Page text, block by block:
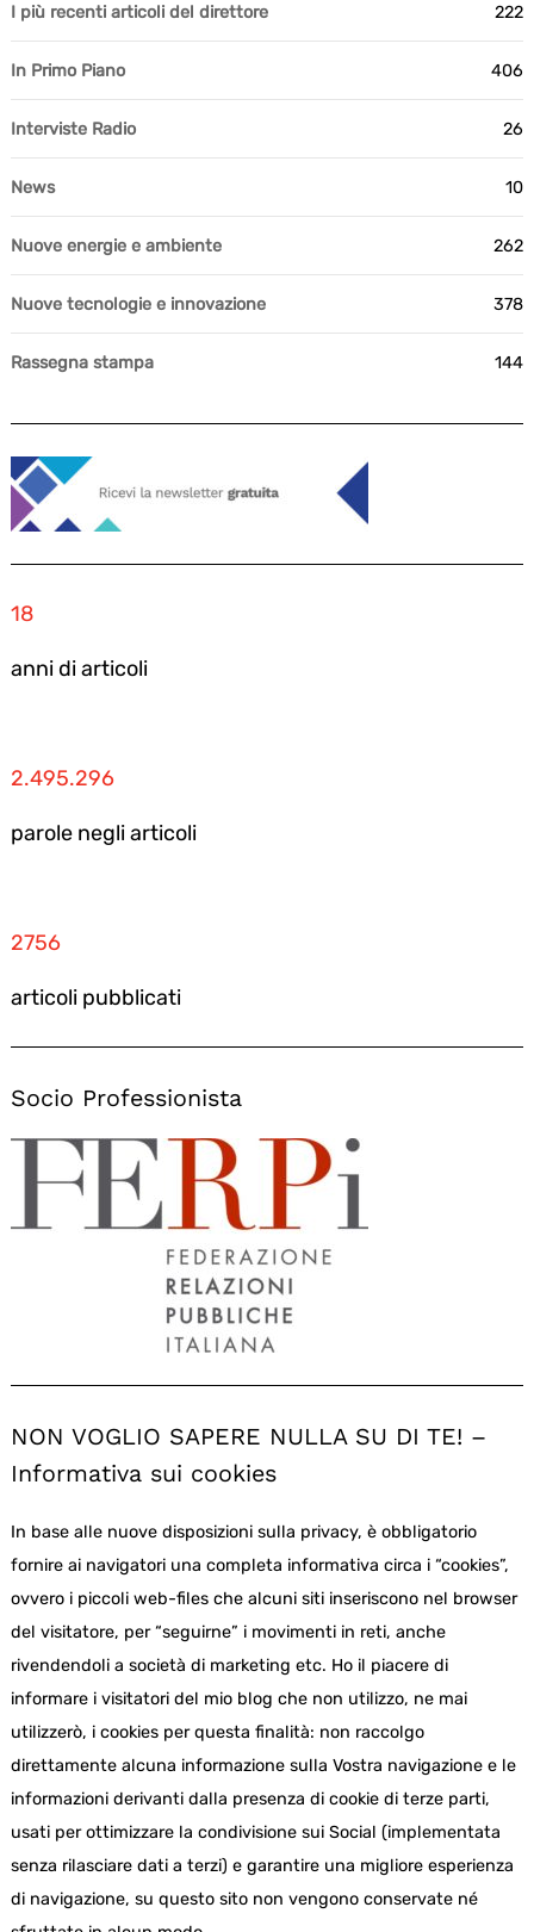
I più recenti articoli del direttore 222
In Primo Piano 406
Interviste Radio 26
News 10
Nuove energie e ambiente 262
Nuove tecnologie e innovazione 378
Rassegna stampa 144
18
anni di articoli
2.495.296
parole negli articoli
2756
articoli pubblicati
Socio Professionista
NON VOGLIO SAPERE NULLA SU DI TE! –
Informativa sui cookies
In base alle nuove disposizioni sulla privacy, è obbligatorio
fornire ai navigatori una completa informativa circa i “cookies”,
ovvero i piccoli web-files che alcuni siti inseriscono nel browser
del visitatore, per “seguirne” i movimenti in reti, anche
rivendendoli a società di marketing etc. Ho il piacere di
informare i visitatori del mio blog che non utilizzo, ne mai
utilizzerò, i cookies per questa finalità: non raccolgo
direttamente alcuna informazione sulla Vostra navigazione e le
informazioni derivanti dalla presenza di cookie di terze parti,
usati per ottimizzare la condivisione sui Social (implementata
senza rilasciare dati a terzi) e garantire una migliore esperienza
di navigazione, su questo sito non vengono conservate né